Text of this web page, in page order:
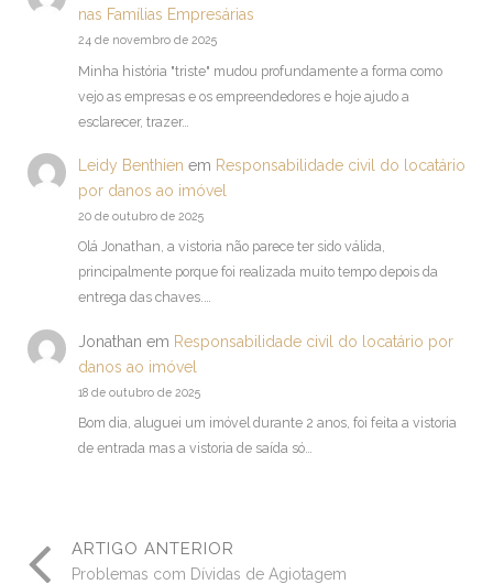
nas Famílias Empresárias
24 de novembro de 2025
Minha história "triste" mudou profundamente a forma como
vejo as empresas e os empreendedores e hoje ajudo a
esclarecer, trazer…
Leidy Benthien em Responsabilidade civil do locatário
por danos ao imóvel
20 de outubro de 2025
Olá Jonathan, a vistoria não parece ter sido válida,
principalmente porque foi realizada muito tempo depois da
entrega das chaves.…
Jonathan em Responsabilidade civil do locatário por
danos ao imóvel
18 de outubro de 2025
Bom dia, aluguei um imóvel durante 2 anos, foi feita a vistoria
de entrada mas a vistoria de saída só…
ARTIGO ANTERIOR
Problemas com Dívidas de Agiotagem